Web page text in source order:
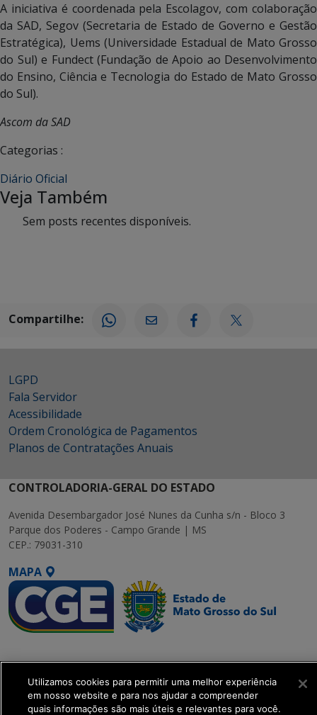
A iniciativa é coordenada pela Escolagov, com colaboração
da SAD, Segov (Secretaria de Estado de Governo e Gestão
Estratégica), Uems (Universidade Estadual de Mato Grosso
do Sul) e Fundect (Fundação de Apoio ao Desenvolvimento
do Ensino, Ciência e Tecnologia do Estado de Mato Grosso
do Sul).
Ascom da SAD
Categorias :
Diário Oficial
Veja Também
Sem posts recentes disponíveis.
Compartilhe:
LGPD
Fala Servidor
Acessibilidade
Ordem Cronológica de Pagamentos
Planos de Contratações Anuais
CONTROLADORIA-GERAL DO ESTADO
Avenida Desembargador José Nunes da Cunha s/n - Bloco 3
Parque dos Poderes - Campo Grande | MS
CEP.: 79031-310
MAPA
Executiva de
Transformação Digital
Utilizamos cookies para permitir uma melhor experiência
em nosso website e para nos ajudar a compreender
quais informações são mais úteis e relevantes para você.